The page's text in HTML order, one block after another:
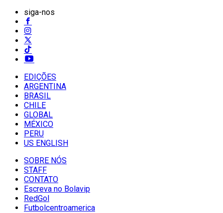
siga-nos
EDIÇÕES
ARGENTINA
BRASIL
CHILE
GLOBAL
MÉXICO
PERU
US ENGLISH
SOBRE NÓS
STAFF
CONTATO
Escreva no Bolavip
RedGol
Futbolcentroamerica